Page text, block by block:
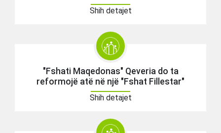
Shih detajet
"Fshati Maqedonas" Qeveria do ta
reformojë atë në një "Fshat Fillestar"
Shih detajet